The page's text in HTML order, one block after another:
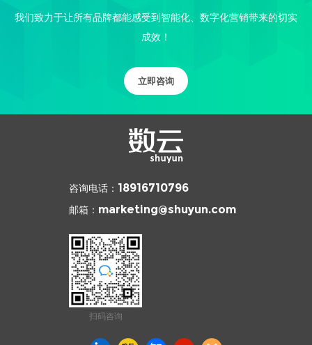
我们致力于让所有品牌都能感受到智能化、数字化营销带来的切实
成效！
立即咨询
咨询电话： 18916710796
邮箱： marketing@shuyun.com
扫码咨询